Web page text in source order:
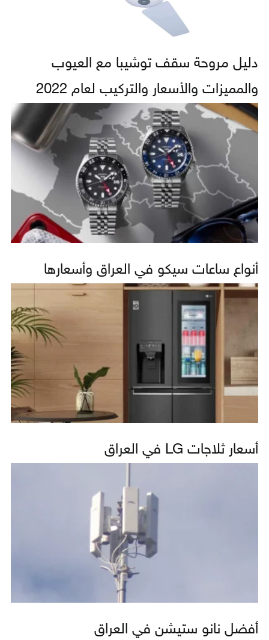
دليل مروحة سقف توشيبا مع العيوب
والمميزات والأسعار والتركيب لعام 2022
أنواع ساعات سيكو في العراق وأسعارها
أسعار ثلاجات LG في العراق
أفضل نانو ستيشن في العراق